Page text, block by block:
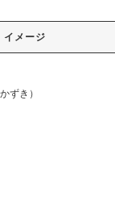
イメージ
ずき）